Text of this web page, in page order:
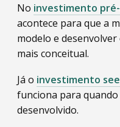
No investimento
acontece para que a
modelo e desenvolver
mais conceitual.
Já o investimento
funciona para
desenvolvido.